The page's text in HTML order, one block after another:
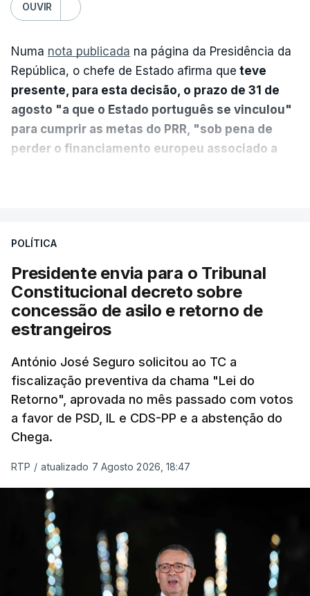
OUVIR
Numa nota publicada na página da Presidência da
República, o chefe de Estado afirma que teve
presente, para esta decisão, o prazo de 31 de
agosto "a que o Estado português se vinculou"
para cumprir as metas do PRR, "sob pena de
perder o financiamento europeu associado a
sistema mais simples, mais justo e transparente".
"Sempre que seja possível reduzir burocracias,
eliminar sobreposições e garantir que os apoios
chegam a quem mais necessita, estaremos a dar
um passo na direção certa", argumenta o
Presidente da República.
Assegurar que "ninguém é
prejudicado"
O Preisdente deixa, no entanto, deixa alguns
avisos:uma reforma desta dimensão "deve ter
como primeiro critério a proteção das pessoas"
e "nenhum processo de simplificação pode
traduzir-se numa diminuição da proteção
social".
POLÍTICA
Presidente envia para o Tribunal
Constitucional decreto sobre
concessão de asilo e retorno de
estrangeiros
António José Seguro solicitou ao TC a
fiscalização preventiva da chama "Lei do
Retorno", aprovada no mês passado com votos
a favor de PSD, IL e CDS-PP e a abstenção do
Chega.
RTP / atualizado 7 Agosto 2026, 18:47